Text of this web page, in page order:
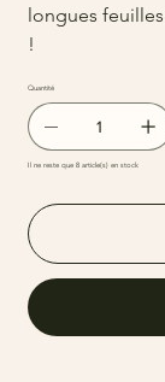
longues
!
Quantité
Il ne reste que 8 article(s) en stock